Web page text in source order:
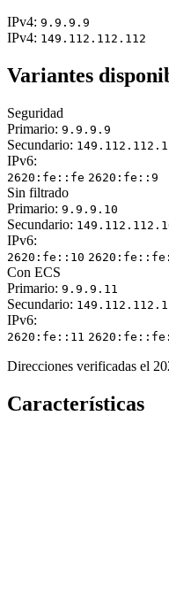
IPv4: 9.9.9.9
IPv4: 149.112.112.112
Variantes
Seguridad
Primario: 9.9.9.9
Secundario:
IPv6:
2620:fe::fe 2620:fe::9
Sin filtrado
Primario: 9.9.9.10
Secundario:
IPv6:
2620:fe::10
Con ECS
Primario: 9.9.9.11
Secundario:
IPv6:
2620:fe::11
Direcciones verificadas el
Características